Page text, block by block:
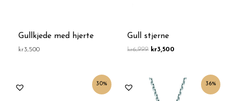
Gullkjede med hjerte
kr3,500
Gull stjerne
kr6,999 kr3,500
30%
Nåværende
36%
Opprinnelig
pris
var:
Nåværende
pris
er: